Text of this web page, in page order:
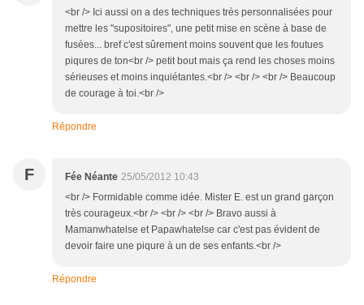
<br /> Ici aussi on a des techniques très personnalisées pour
mettre les "supositoires", une petit mise en scène à base de
fusées... bref c'est sûrement moins souvent que les foutues
piqures de ton<br /> petit bout mais ça rend les choses moins
sérieuses et moins inquiétantes.<br /> <br /> <br /> Beaucoup
de courage à toi.<br />
Répondre
F Fée Néante 25/05/2012 10:43
<br /> Formidable comme idée. Mister E. est un grand garçon
très courageux.<br /> <br /> <br /> Bravo aussi à
Mamanwhatelse et Papawhatelse car c'est pas évident de
devoir faire une piqure à un de ses enfants.<br />
Répondre